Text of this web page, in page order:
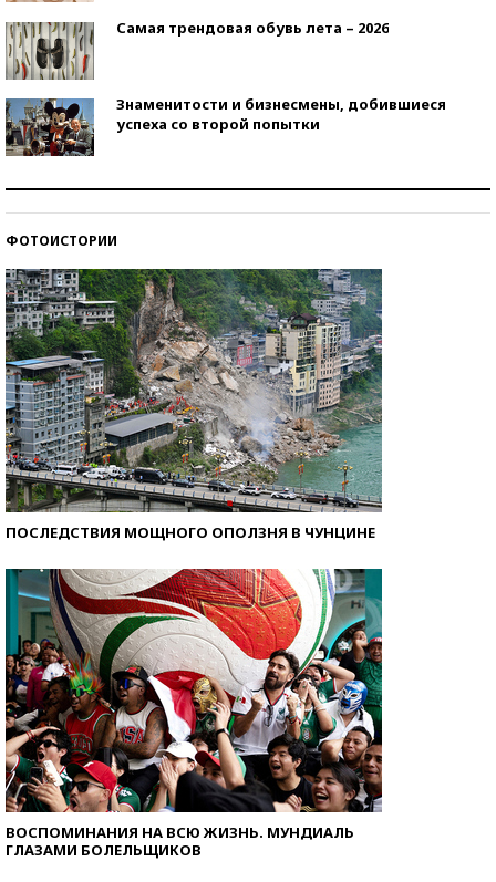
Самая трендовая обувь лета – 2026
Знаменитости и бизнесмены, добившиеся
успеха со второй попытки
ФОТОИСТОРИИ
ПОСЛЕДСТВИЯ МОЩНОГО ОПОЛЗНЯ В ЧУНЦИНЕ
ВОСПОМИНАНИЯ НА ВСЮ ЖИЗНЬ. МУНДИАЛЬ
ГЛАЗАМИ БОЛЕЛЬЩИКОВ